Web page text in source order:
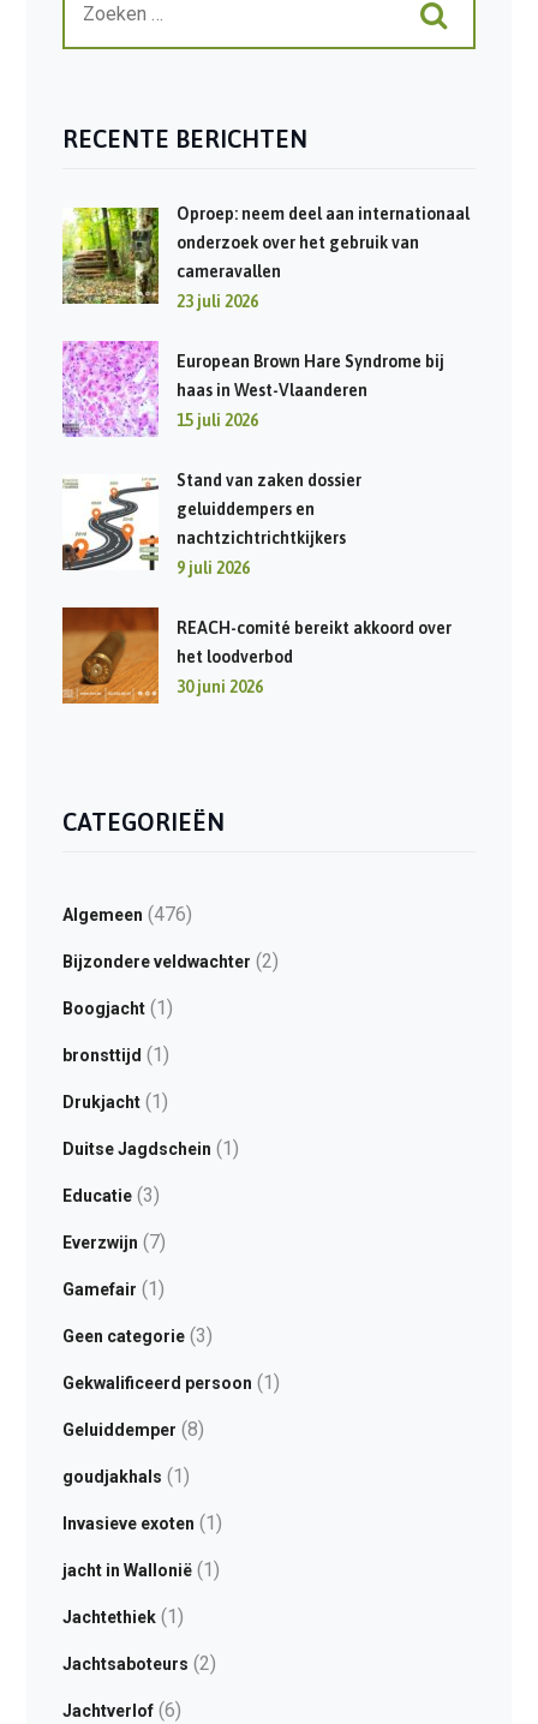
RECENTE BERICHTEN
Oproep: neem deel aan internationaal
onderzoek over het gebruik van
cameravallen
23 juli 2026
European Brown Hare Syndrome bij
haas in West-Vlaanderen
15 juli 2026
Stand van zaken dossier
geluiddempers en
nachtzichtrichtkijkers
9 juli 2026
REACH-comité bereikt akkoord over
het loodverbod
30 juni 2026
CATEGORIEËN
Algemeen (476)
Bijzondere veldwachter (2)
Boogjacht(1)
bronsttijd (1)
Drukjacht(1)
Duitse Jagdschein (1)
Educatie(3)
Everzwijn (7)
Gamefair (1)
Geen categorie(3)
Gekwalificeerd persoon (1)
Geluiddemper (8)
goudjakhals (1)
Invasieve exoten (1)
jacht in Wallonië(1)
Jachtethiek(1)
Jachtsaboteurs (2)
Jachtverlof(6)